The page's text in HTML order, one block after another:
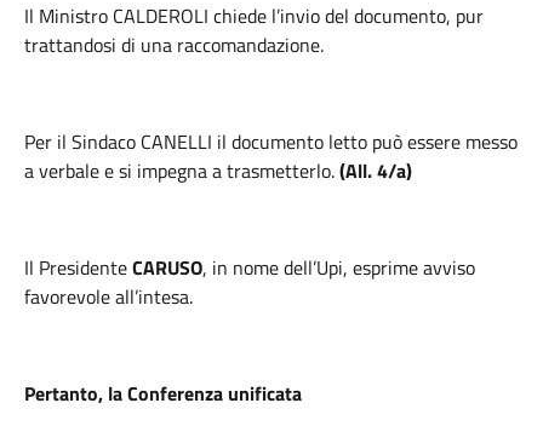
Il Ministro CALDEROLI chiede l’invio del documento, pur
trattandosi di una raccomandazione.
Per il Sindaco CANELLI il documento letto può essere messo
a verbale e si impegna a trasmetterlo.(All. 4/a)
Il PresidenteCARUSO, in nome dell’Upi, esprime avviso
favorevole all’intesa.
Pertanto, la Conferenza unificata